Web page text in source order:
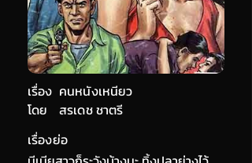
เรื่อง คนหนังเหนียว
สรเดช ชาตรี
โดย
เรื่องย่อ